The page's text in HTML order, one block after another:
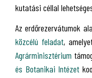
kutatási céllal
Az erdőrezervátumok
közcélú feladat,
Agrárminisztérium
és Botanikai Intézet